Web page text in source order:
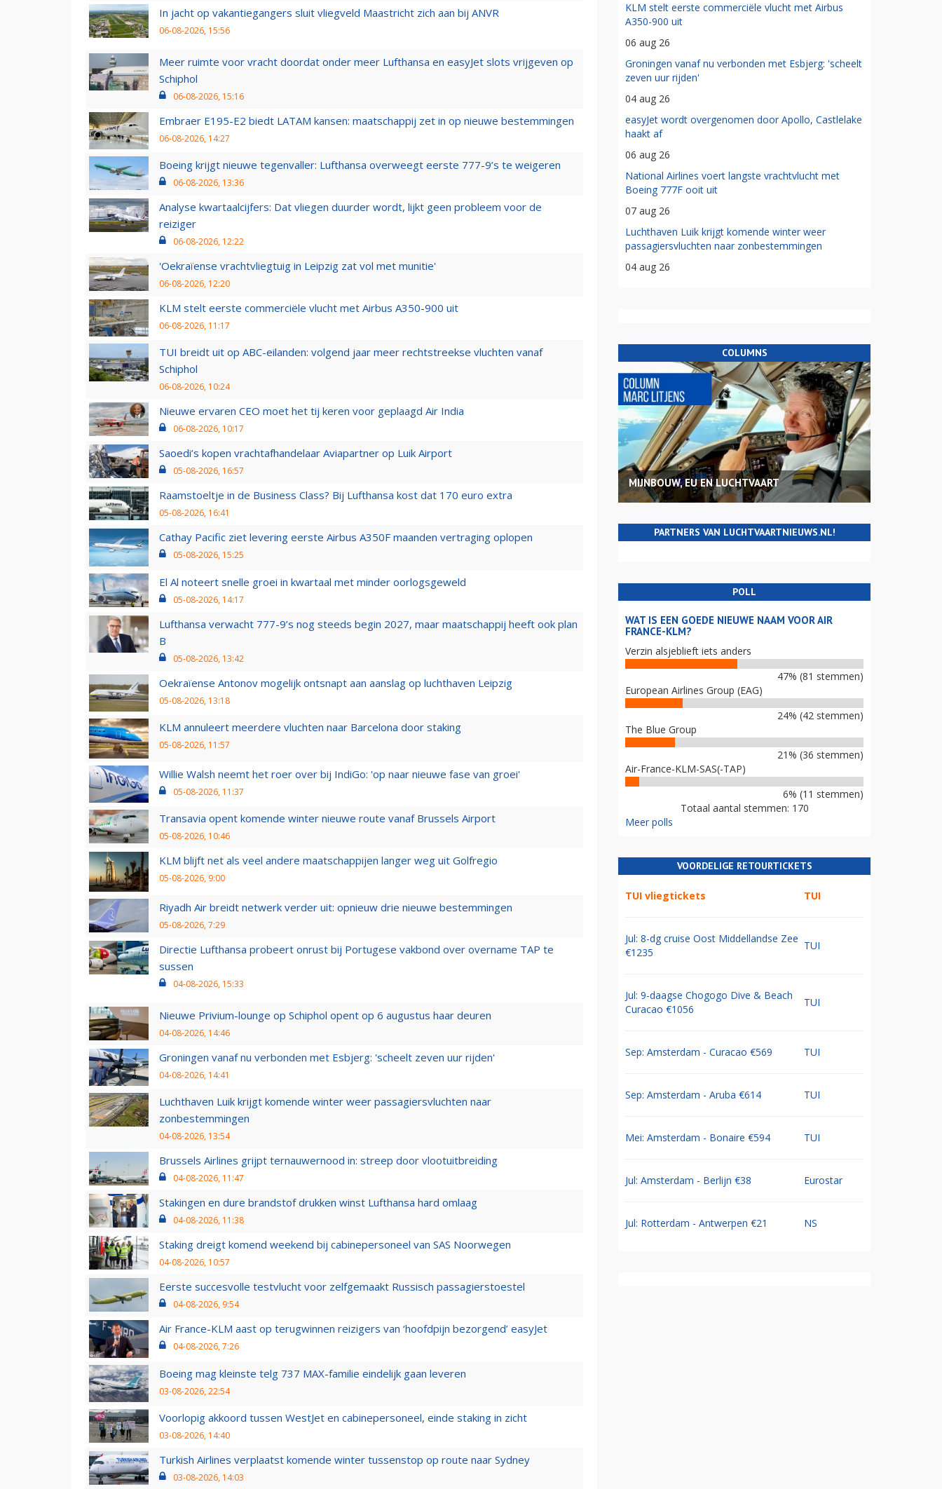
In jacht op vakantiegangers sluit vliegveld Maastricht zich aan bij ANVR
06-08-2026, 15:56
Meer ruimte voor vracht doordat onder meer Lufthansa en easyJet slots vrijgeven op
Schiphol
06-08-2026, 15:16
Embraer E195-E2 biedt LATAM kansen: maatschappij zet in op nieuwe bestemmingen
06-08-2026, 14:27
Boeing krijgt nieuwe tegenvaller: Lufthansa overweegt eerste 777-9’s te weigeren
06-08-2026, 13:36
Analyse kwartaalcijfers: Dat vliegen duurder wordt, lijkt geen probleem voor de
reiziger
06-08-2026, 12:22
'Oekraïense vrachtvliegtuig in Leipzig zat vol met munitie'
06-08-2026, 12:20
KLM stelt eerste commerciële vlucht met Airbus A350-900 uit
06-08-2026, 11:17
TUI breidt uit op ABC-eilanden: volgend jaar meer rechtstreekse vluchten vanaf
Schiphol
06-08-2026, 10:24
Nieuwe ervaren CEO moet het tij keren voor geplaagd Air India
06-08-2026, 10:17
Saoedi’s kopen vrachtafhandelaar Aviapartner op Luik Airport
05-08-2026, 16:57
Raamstoeltje in de Business Class? Bij Lufthansa kost dat 170 euro extra
05-08-2026, 16:41
Cathay Pacific ziet levering eerste Airbus A350F maanden vertraging oplopen
05-08-2026, 15:25
El Al noteert snelle groei in kwartaal met minder oorlogsgeweld
05-08-2026, 14:17
Lufthansa verwacht 777-9’s nog steeds begin 2027, maar maatschappij heeft ook plan
B
05-08-2026, 13:42
Oekraïense Antonov mogelijk ontsnapt aan aanslag op luchthaven Leipzig
05-08-2026, 13:18
KLM annuleert meerdere vluchten naar Barcelona door staking
05-08-2026, 11:57
Willie Walsh neemt het roer over bij IndiGo: 'op naar nieuwe fase van groei'
05-08-2026, 11:37
Transavia opent komende winter nieuwe route vanaf Brussels Airport
05-08-2026, 10:46
KLM blijft net als veel andere maatschappijen langer weg uit Golfregio
05-08-2026, 9:00
Riyadh Air breidt netwerk verder uit: opnieuw drie nieuwe bestemmingen
05-08-2026, 7:29
Directie Lufthansa probeert onrust bij Portugese vakbond over overname TAP te
sussen
04-08-2026, 15:33
Nieuwe Privium-lounge op Schiphol opent op 6 augustus haar deuren
04-08-2026, 14:46
Groningen vanaf nu verbonden met Esbjerg: 'scheelt zeven uur rijden'
04-08-2026, 14:41
Luchthaven Luik krijgt komende winter weer passagiersvluchten naar
zonbestemmingen
04-08-2026, 13:54
Brussels Airlines grijpt ternauwernood in: streep door vlootuitbreiding
04-08-2026, 11:47
Stakingen en dure brandstof drukken winst Lufthansa hard omlaag
04-08-2026, 11:38
Staking dreigt komend weekend bij cabinepersoneel van SAS Noorwegen
04-08-2026, 10:57
Eerste succesvolle testvlucht voor zelfgemaakt Russisch passagierstoestel
04-08-2026, 9:54
Air France-KLM aast op terugwinnen reizigers van ‘hoofdpijn bezorgend’ easyJet
04-08-2026, 7:26
Boeing mag kleinste telg 737 MAX-familie eindelijk gaan leveren
03-08-2026, 22:54
Voorlopig akkoord tussen WestJet en cabinepersoneel, einde staking in zicht
03-08-2026, 14:40
Turkish Airlines verplaatst komende winter tussenstop op route naar Sydney
03-08-2026, 14:03
KLM stelt eerste commerciële vlucht met Airbus
A350-900 uit
06 aug 26
Groningen vanaf nu verbonden met Esbjerg: 'scheelt
zeven uur rijden'
04 aug 26
easyJet wordt overgenomen door Apollo, Castlelake
haakt af
06 aug 26
National Airlines voert langste vrachtvlucht met
Boeing 777F ooit uit
07 aug 26
Luchthaven Luik krijgt komende winter weer
passagiersvluchten naar zonbestemmingen
04 aug 26
COLUMNS
MIJNBOUW, EU EN LUCHTVAART
PARTNERS VAN LUCHTVAARTNIEUWS.NL!
POLL
WAT IS EEN GOEDE NIEUWE NAAM VOOR AIR
FRANCE-KLM?
Verzin alsjeblieft iets anders
47% (81 stemmen)
European Airlines Group (EAG)
24% (42 stemmen)
The Blue Group
21% (36 stemmen)
Air-France-KLM-SAS(-TAP)
6% (11 stemmen)
Totaal aantal stemmen: 170
Meer polls
VOORDELIGE RETOURTICKETS
TUI vliegtickets TUI
Jul: 8-dg cruise Oost Middellandse Zee
€1235
TUI
Jul: 9-daagse Chogogo Dive & Beach
Curacao €1056
TUI
Sep: Amsterdam - Curacao €569 TUI
Sep: Amsterdam - Aruba €614 TUI
Mei: Amsterdam - Bonaire €594 TUI
Jul: Amsterdam - Berlijn €38 Eurostar
Jul: Rotterdam - Antwerpen €21 NS